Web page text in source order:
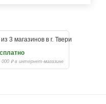
, из 3 магазинов в г. Твери
₽ в интернет-магазине